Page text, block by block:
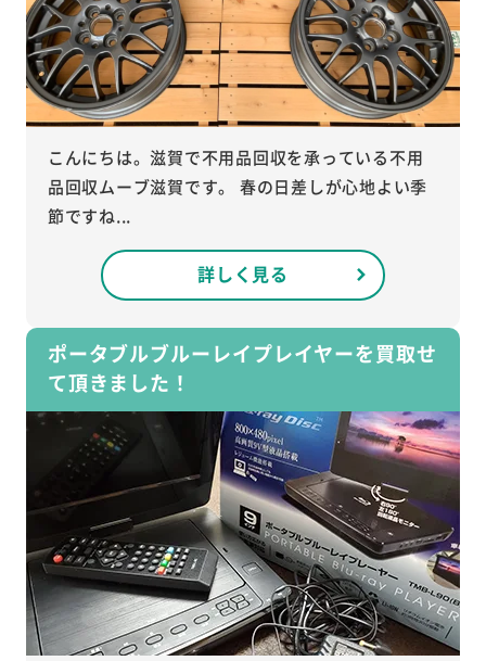
こんにちは。滋賀で不用品回収を承っている不用
品回収ムーブ滋賀です。 春の日差しが心地よい季
節ですね...
詳しく見る
ポータブルブルーレイプレイヤーを買取せ
て頂きました！